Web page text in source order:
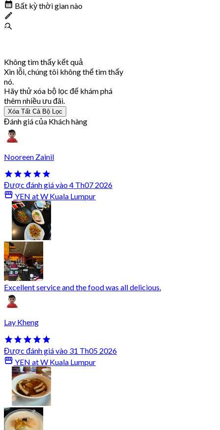
Bất kỳ thời gian nào
Không tìm thấy kết quả
Xin lỗi, chúng tôi không thể tìm thấy
nó.
Hãy thử xóa bộ lọc để khám phá
thêm nhiều ưu đãi.
Xóa Tất Cả Bộ Lọc
Đánh giá của Khách hàng
Nooreen Zainil
Được đánh giá vào 4 Th07 2026
YEN at W Kuala Lumpur
Excellent service and the food was all delicious.
Lay Kheng
Được đánh giá vào 31 Th05 2026
YEN at W Kuala Lumpur